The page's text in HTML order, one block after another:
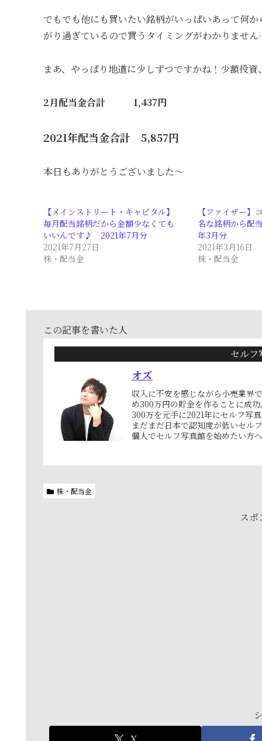
でもでも他にも買いたい銘柄がいっぱいあって何
がり過ぎているので買うタイミングがわかりませ
まあ、やっぱり地道に少しずつですかね！少額投
2月配当金合計 1,437円
2021年配当金合計 5,857円
本日もありがとうございました～
【メインストリート・キャピタル】
毎月配当銘柄だから金額少なくても
いいんです♪ 2021年7月分
2021年7月27日
株・配当金
【ファイザー】
名な銘柄から配
年3月分
2021年3月16日
株・配当金
この記事を書いた人
セルフ
オズ
収入に不安を感じながら小売業界
め300万円の貯金を作ることに成
300万を元手に2021年にセルフ写
まだまだ日本で認知度が低いセル
個人でセルフ写真館を始めたい方
株・配当金
スポ